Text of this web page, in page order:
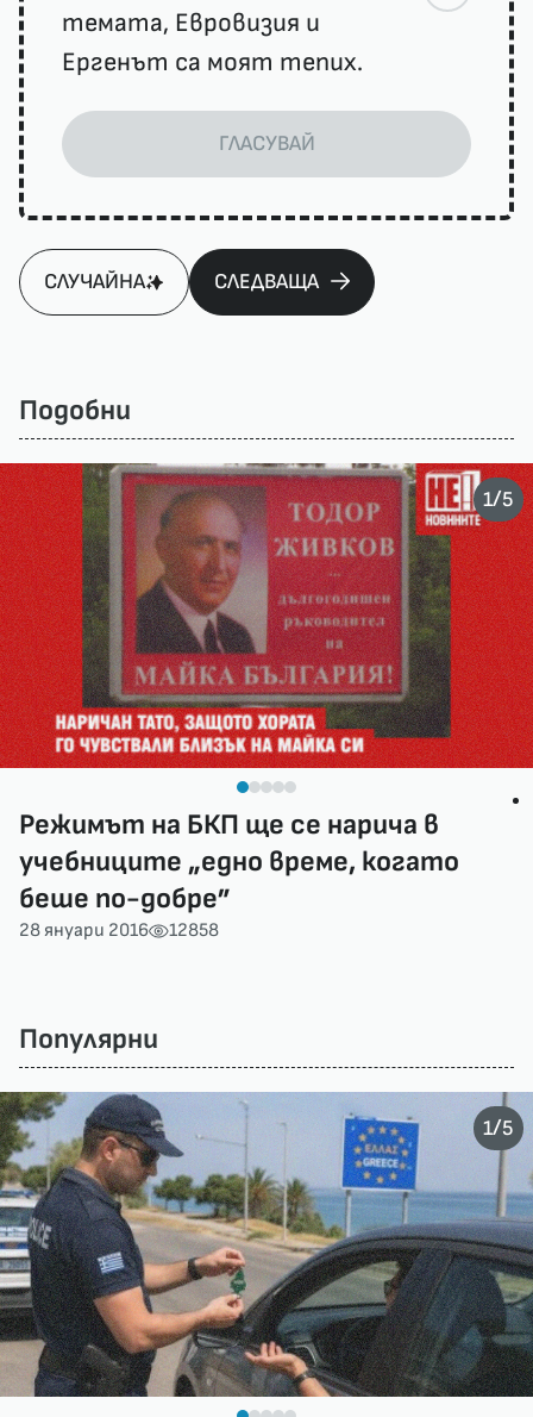
темата, Евровизия и
Ергенът са моят тепих.
ГЛАСУВАЙ
СЛУЧАЙНА СЛЕДВАЩА
Подобни
Режимът на БКП ще се нарича в
учебниците „едно време, когато
беше по-добре”
28 януари 2016 12858
1/5
Популярни
1/5